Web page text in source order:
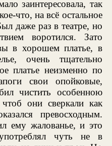
заинтересовала, так
что, на всё остальное
даже раз в театре, но
воротился. Зато
в хорошем платье, в
очень тщательно
платье неизменно по
свои опойковые,
чистить особенною
они сверкали как
превосходным.
ему жалованье, и это
чуть не в